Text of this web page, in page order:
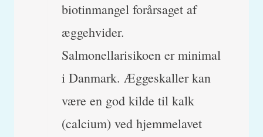
biotinmangel forårsaget af
æggehvider.
Salmonellarisikoen er minimal
i Danmark. Æggeskaller kan
være en god kilde til kalk
(calcium) ved hjemmelavet